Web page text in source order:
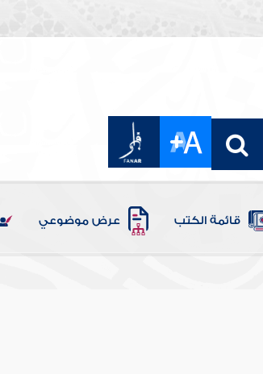
قائمة الكتب عرض موضوعي